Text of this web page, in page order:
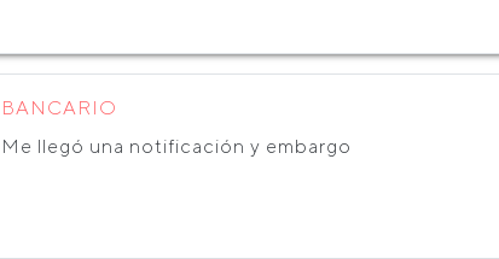
BANCARIO
Me llegó una notificación y embargo